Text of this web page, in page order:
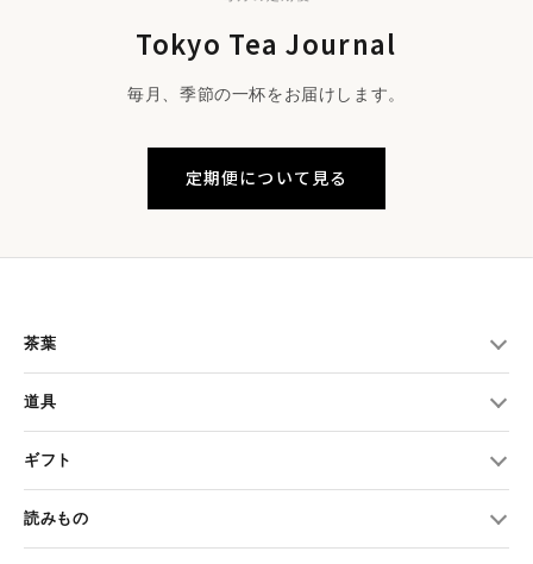
Tokyo Tea Journal
毎月、季節の一杯をお届けします。
定期便について見る
茶葉
道具
ギフト
読みもの